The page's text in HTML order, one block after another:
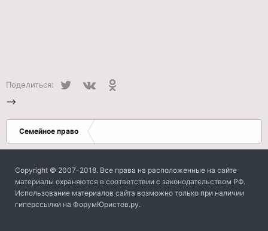
Поделиться: Twitter
-->
Семейное право
Copyright © 2007-2018. Все права на расположенные на сайте
материалы охраняются в соответствии с законодательством РФ.
Использование материалов сайта возможно только при наличии
гиперссылки на ФорумЮристов.ру.